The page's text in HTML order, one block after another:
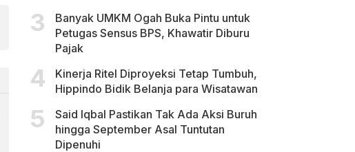
Banyak UMKM Ogah Buka Pintu untuk
Petugas Sensus BPS, Khawatir Diburu
Pajak
Kinerja Ritel Diproyeksi Tetap Tumbuh,
Hippindo Bidik Belanja para Wisatawan
Said Iqbal Pastikan Tak Ada Aksi Buruh
hingga September Asal Tuntutan
Dipenuhi